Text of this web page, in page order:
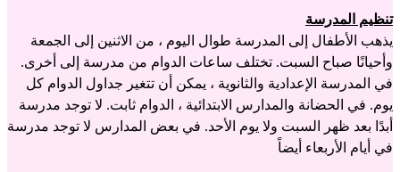
تنظيم المدرسة
يذهب الأطفال إلى المدرسة طوال اليوم ، من الاثنين إلى الجمعة
وأحيانًا صباح السبت. تختلف ساعات الدوام من مدرسة إلى أخرى.
في المدرسة الإعدادية والثانوية ، يمكن أن تتغير جداول الدوام كل
يوم. في الحضانة والمدارس الابتدائية ، الدوام ثابت. لا توجد مدرسة
أبدًا بعد ظهر السبت ولا يوم الأحد. في بعض المدارس لا توجد مدرسة
في أيام الأربعاء أيضاً